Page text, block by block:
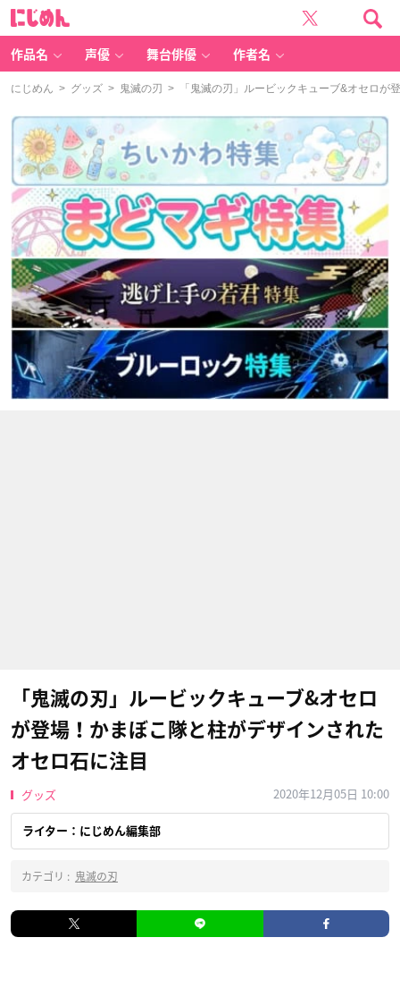
作品名 声優 舞台俳優 作者名
にじめん > グッズ > 鬼滅の刃 > 「鬼滅の刃」ルービックキューブ&オセロが
「鬼滅の刃」ルービックキューブ&オセロ
が登場！かまぼこ隊と柱がデザインされた
オセロ石に注目
グッズ 2020年12月05日 10:00
ライター：にじめん編集部
カテゴリ : 鬼滅の刃